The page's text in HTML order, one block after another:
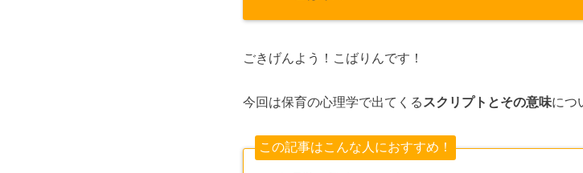
ごきげんよう！こばりんです！
今回は保育の心理学で出てくる スクリプトとその意味につ
この記事はこんな人におすすめ！